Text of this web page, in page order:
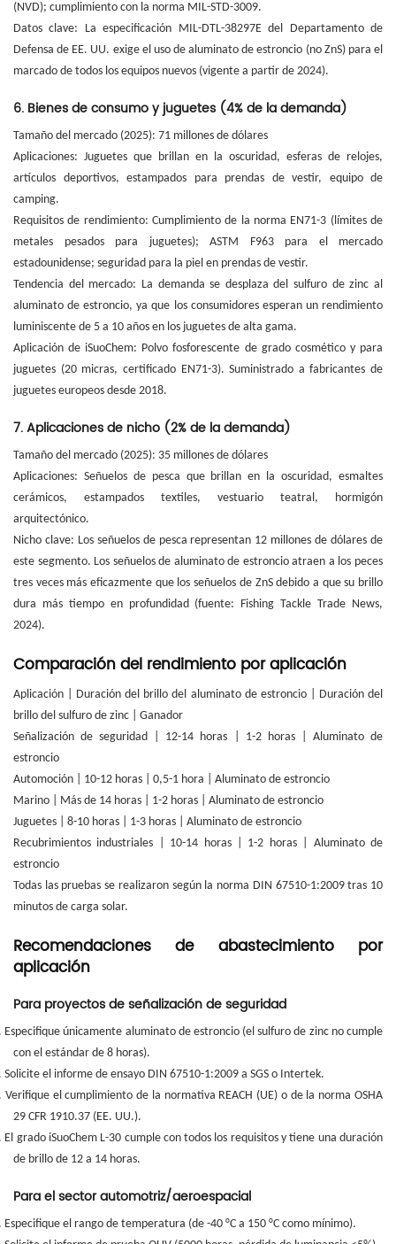
(NVD); cumplimiento con la norma MIL-STD-3009.
Datos clave: La especificación MIL-DTL-38297E del Departamento de
Defensa de EE. UU. exige el uso de aluminato de estroncio (no ZnS) para el
marcado de todos los equipos nuevos (vigente a partir de 2024).
6. Bienes de consumo y juguetes (4% de la demanda)
Tamaño del mercado (2025): 71 millones de dólares
Aplicaciones: Juguetes que brillan en la oscuridad, esferas de relojes,
artículos deportivos, estampados para prendas de vestir, equipo de
camping.
Requisitos de rendimiento: Cumplimiento de la norma EN71-3 (límites de
metales pesados para juguetes); ASTM F963 para el mercado
estadounidense; seguridad para la piel en prendas de vestir.
Tendencia del mercado: La demanda se desplaza del sulfuro de zinc al
aluminato de estroncio, ya que los consumidores esperan un rendimiento
luminiscente de 5 a 10 años en los juguetes de alta gama.
Aplicación de iSuoChem: Polvo fosforescente de grado cosmético y para
juguetes (20 micras, certificado EN71-3). Suministrado a fabricantes de
juguetes europeos desde 2018.
7. Aplicaciones de nicho (2% de la demanda)
Tamaño del mercado (2025): 35 millones de dólares
Aplicaciones: Señuelos de pesca que brillan en la oscuridad, esmaltes
cerámicos, estampados textiles, vestuario teatral, hormigón
arquitectónico.
Nicho clave: Los señuelos de pesca representan 12 millones de dólares de
este segmento. Los señuelos de aluminato de estroncio atraen a los peces
tres veces más eficazmente que los señuelos de ZnS debido a que su brillo
dura más tiempo en profundidad (fuente: Fishing Tackle Trade News,
2024).
Comparación del rendimiento por aplicación
Aplicación | Duración del brillo del aluminato de estroncio | Duración del
brillo del sulfuro de zinc | Ganador
Señalización de seguridad | 12-14 horas | 1-2 horas | Aluminato de
estroncio
Automoción | 10-12 horas | 0,5-1 hora | Aluminato de estroncio
Marino | Más de 14 horas | 1-2 horas | Aluminato de estroncio
Juguetes | 8-10 horas | 1-3 horas | Aluminato de estroncio
Recubrimientos industriales | 10-14 horas | 1-2 horas | Aluminato de
estroncio
Todas las pruebas se realizaron según la norma DIN 67510-1:2009 tras 10
minutos de carga solar.
Recomendaciones de abastecimiento por
aplicación
Para proyectos de señalización de seguridad
Especifique únicamente aluminato de estroncio (el sulfuro de zinc no cumple
con el estándar de 8 horas).
Solicite el informe de ensayo DIN 67510-1:2009 a SGS o Intertek.
Verifique el cumplimiento de la normativa REACH (UE) o de la norma OSHA
29 CFR 1910.37 (EE. UU.).
El grado iSuoChem L-30 cumple con todos los requisitos y tiene una duración
de brillo de 12 a 14 horas.
Para el sector automotriz/aeroespacial
Especifique el rango de temperatura (de -40 °C a 150 °C como mínimo).